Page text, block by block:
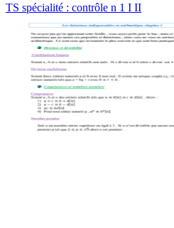
TS spécialité : contrôle n 1 I II